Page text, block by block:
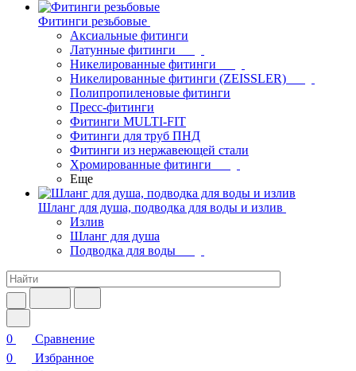
Фитинги резьбовые
Аксиальные фитинги
Латунные фитинги
Никелированные фитинги
Никелированные фитинги (ZEISSLER)
Полипропиленовые фитинги
Пресс-фитинги
Фитинги MULTI-FIT
Фитинги для труб ПНД
Фитинги из нержавеющей стали
Хромированные фитинги
Еще
Шланг для душа, подводка для воды и излив
Излив
Шланг для душа
Подводка для воды
0
Сравнение
0
Избранное